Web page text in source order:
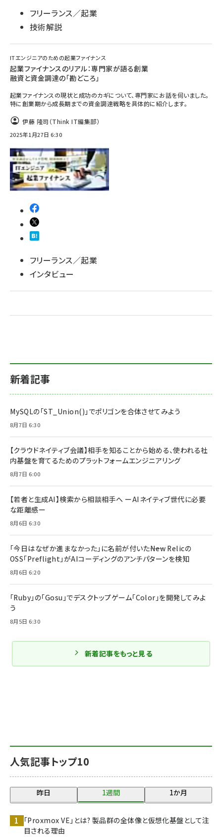
フリーランス／起業
技術解説
ITエンジニアのための起業ファイナンス
起業ファイナンスのリアル：専門家が語る創業
融資と資金調達の「勘どころ」
起業ファイナンスの現状と成功のカギについて、専門家にお話を伺いました。
特に創業期から成長期までの資金調達戦略を具体的に紹介します。
伊藤 隆司（Think IT編集部）
2025年1月27日 6:30
フリーランス／起業
インタビュー
人気記事トップ10
昨日 1週間 1か月
「Proxmox VE」とは? 製品群の全体像と仮想化基盤として注
目される理由
新着記事
MySQLの「ST_Union()」でポリゴンを合体させてみよう
8月7日 6:30
【クラウドネイティブ会議】相手を知ることから始める、使われる社
内基盤を育てるためのプラットフォームエンジニアリング
8月7日 6:00
【若者と生成AI】検索から相談相手へ ーAIネイティブ世代に必要
な距離感ー
8月6日 6:30
「今日はなぜか進まなかった」に名前が付いた――New Relicの
OSS「Preflight」がAIコーディングのアンチパターンを検知
8月6日 6:20
「Ruby」の「Gosu」でデスクトップゲーム「Color」を開発してみよ
う
8月5日 6:30
新着記事をもっと見る